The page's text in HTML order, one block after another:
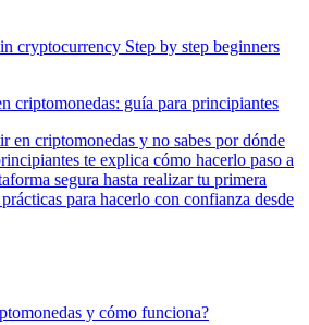
criptomonedas: guía para principiantes
en criptomonedas y no sabes por dónde
te explica cómo hacerlo paso a
segura hasta realizar tu primera
para hacerlo con confianza desde
y cómo funciona?